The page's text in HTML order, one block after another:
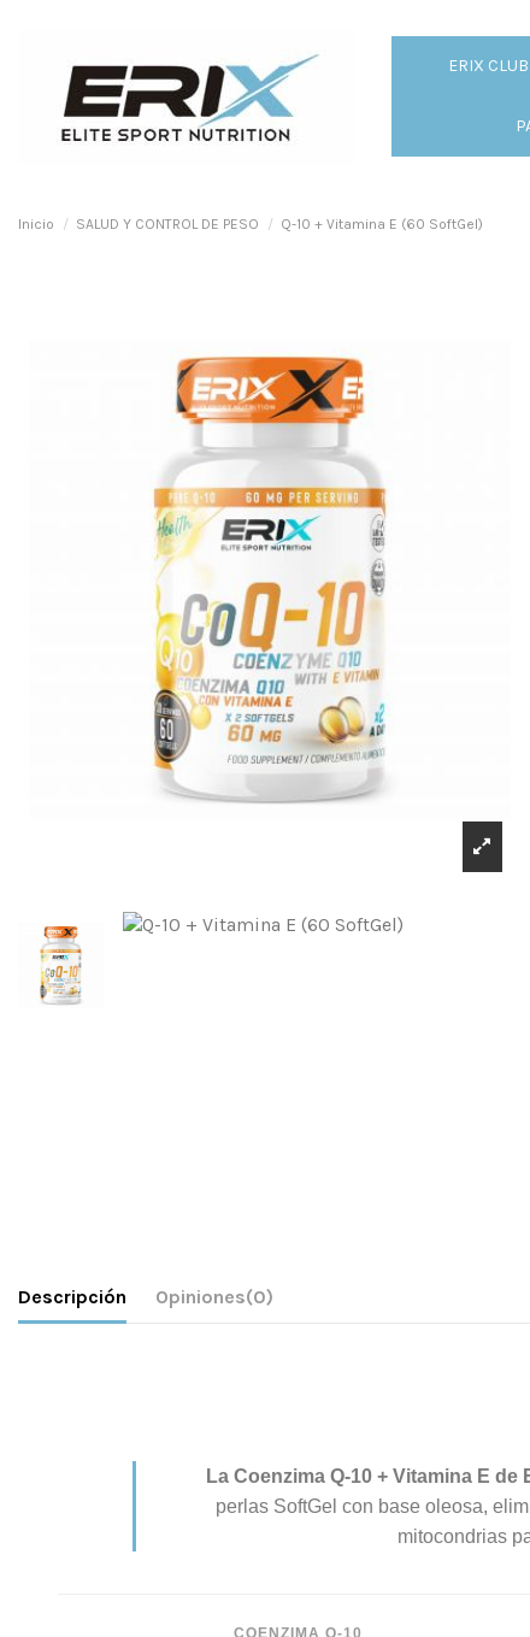
ERIX CLUB
Inicio SALUD Y CONTROL DE PESO Q-10 + Vitamina E (60 SoftGel)
Descripción Opiniones(0)
La Coenzima Q-10 + Vitamina E de
perlas SoftGel con base oleosa,
mitocondrias
COENZIMA Q-10